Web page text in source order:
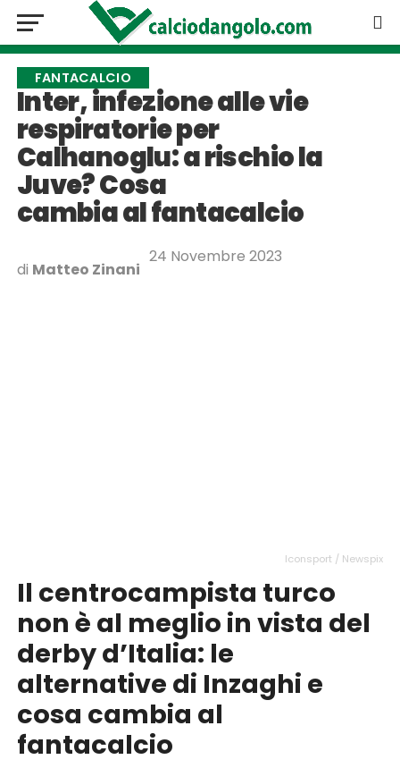
FANTACALCIO
Inter, infezione alle vie
respiratorie per
Calhanoglu: a rischio la
Juve? Cosa
cambia al fantacalcio
di Matteo Zinani
24 Novembre 2023
Iconsport / Newspix
Il centrocampista turco
non è al meglio in vista del
derby d’Italia: le
alternative di Inzaghi e
cosa cambia al
fantacalcio